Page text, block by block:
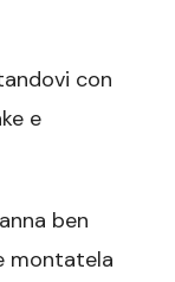
con
e
ben
montatela